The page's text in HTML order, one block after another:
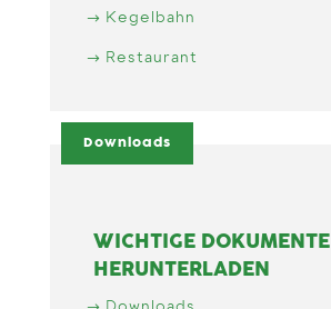
Kegelbahn
Restaurant
Downloads
WICHTIGE DOKUMENTE
HERUNTERLADEN